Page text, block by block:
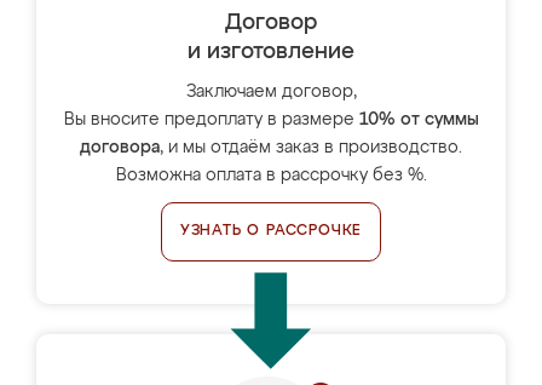
Договор
и изготовление
Заключаем договор,
Вы вносите предоплату в размере 10% от суммы
договора, и мы отдаём заказ в производство.
Возможна оплата в рассрочку без %.
УЗНАТЬ О РАССРОЧКЕ